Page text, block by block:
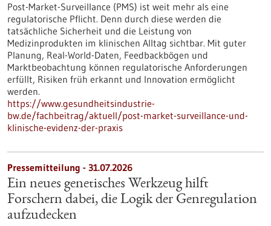
Post-Market-Surveillance (PMS) ist weit mehr als eine
regulatorische Pflicht. Denn durch diese werden die
tatsächliche Sicherheit und die Leistung von
Medizinprodukten im klinischen Alltag sichtbar. Mit guter
Planung, Real-World-Daten, Feedbackbögen und
Marktbeobachtung können regulatorische Anforderungen
erfüllt, Risiken früh erkannt und Innovation ermöglicht
werden.
https://www.gesundheitsindustrie-
bw.de/fachbeitrag/aktuell/post-market-surveillance-und-
klinische-evidenz-der-praxis
Pressemitteilung - 31.07.2026
Ein neues genetisches Werkzeug hilft
Forschern dabei, die Logik der Genregulation
aufzudecken